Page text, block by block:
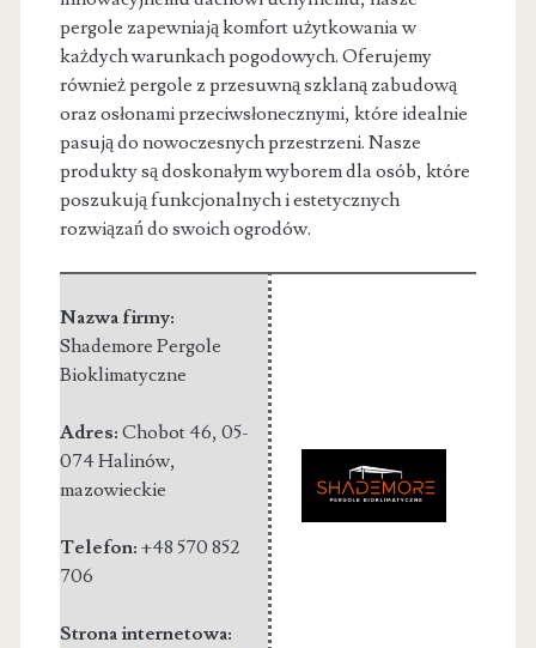
pergole zapewniają komfort użytkowania w
każdych warunkach pogodowych. Oferujemy
również pergole z przesuwną szklaną zabudową
oraz osłonami przeciwsłonecznymi, które idealnie
pasują do nowoczesnych przestrzeni. Nasze
produkty są doskonałym wyborem dla osób, które
poszukują funkcjonalnych i estetycznych
rozwiązań do swoich ogrodów.
Nazwa firmy:
Shademore Pergole
Bioklimatyczne
Adres: Chobot 46, 05-
074 Halinów,
mazowieckie
Telefon: +48 570 852
706
Strona internetowa: